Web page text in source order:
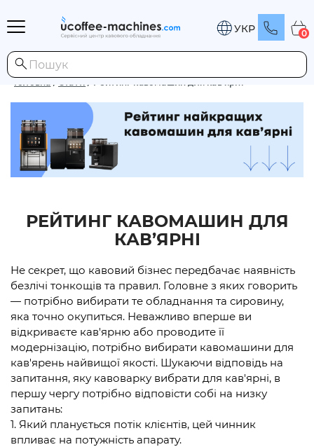
УКР 0
Головна / Статті / Рейтинг кавомашин для кав’ярні
РЕЙТИНГ КАВОМАШИН ДЛЯ
КАВ’ЯРНІ
Не секрет, що кавовий бізнес передбачає наявність
безлічі тонкощів та правил. Головне з яких говорить
— потрібно вибирати те обладнання та сировину,
яка точно окупиться. Неважливо вперше ви
відкриваєте кав'ярню або проводите її
модернізацію, потрібно вибирати кавомашини для
кав'ярень найвищої якості. Шукаючи відповідь на
запитання, яку кавоварку вибрати для кав'ярні, в
першу чергу потрібно відповісти собі на низку
запитань:
1. Який планується потік клієнтів, цей чинник
впливає на потужність апарату.